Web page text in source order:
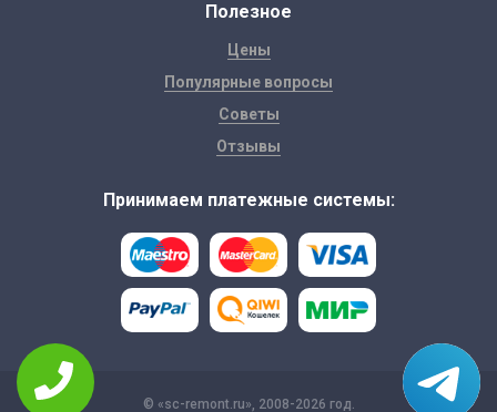
Полезное
Цены
Популярные вопросы
Советы
Отзывы
Принимаем платежные системы:
© «sc-remont.ru», 2008-2026 год.